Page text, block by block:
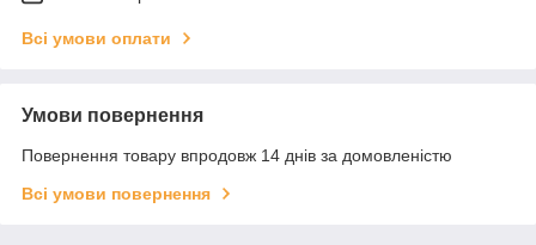
Всі умови оплати
Умови повернення
Повернення товару впродовж 14 днів за домовленістю
Всі умови повернення